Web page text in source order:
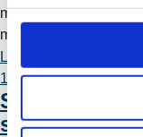
n
v
a
l
i
n
mitä tämä tarkoittaa
myös kaukana
Lue lisää
11.6.2026 12:00
Säävarma
saaristoon